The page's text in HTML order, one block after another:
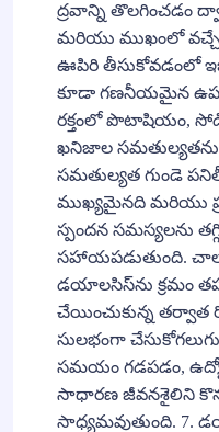
ద్రవాన్ని తొలగించడం
మరియు ముఖంలో వచ్చే
ఊపిరి తీసుకోవడంలో
కూడా గణనీయమైన
రక్తంలో పొటాషియం,
ఖనిజాల
సమతుల్యత గుండె
ముఖ్యమైనది మరియు
స్పందన సమస్యలను
సహాయపడుతుంది.
డయాలసిస్‌ను క్రమం
చేయించుకున్న తర్వాత
సులభంగా
సమయం గడపడం,
సాధారణ జీవనశైలిని
సాధ్యమవుతుంది.